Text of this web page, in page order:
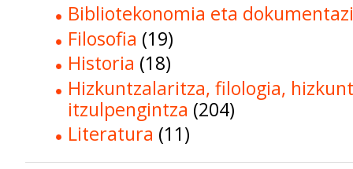
Bibliotekonomia eta
Filosofia (19)
Historia (18)
Hizkuntzalaritza, filologia,
itzulpengintza (204)
Literatura (11)